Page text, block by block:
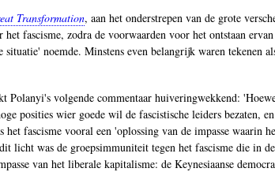
Transformation, aan het onderstrepen van de grote
fascisme, zodra de voorwaarden voor het ontstaan
noemde. Minstens even belangrijk waren tekenen
volgende commentaar huiveringwekkend:
posities wier goede wil de fascistische leiders
fascisme vooral een 'oplossing van de impasse
was de groepsimmuniteit tegen het fascisme die in
van het liberale kapitalisme: de Keynesiaanse